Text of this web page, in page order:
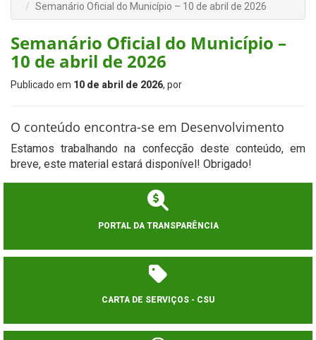
Semanário Oficial do Município – 10 de abril de 2026
Semanário Oficial do Município –
10 de abril de 2026
Publicado em 10 de abril de 2026, por
O conteúdo encontra-se em Desenvolvimento
Estamos trabalhando na confecção deste conteúdo, em
breve, este material estará disponível! Obrigado!
PORTAL DA TRANSPARÊNCIA
CARTA DE SERVIÇOS - CSU